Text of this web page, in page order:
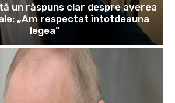
un răspuns clar despre averea
„Am respectat întotdeauna
legea”